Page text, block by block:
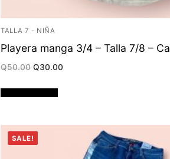
TALLA 7 - NIÑA
Playera manga 3/4 – Talla 7/8 –
Q50.00 Original
price
Q50.00.
Q30.00
SALE!